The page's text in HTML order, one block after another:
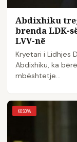
Abdixhiku
brenda LDK-
LVV-në
Kryetari i Lidhjes
Abdixhiku, ka
mbështetje…
KOSOVA